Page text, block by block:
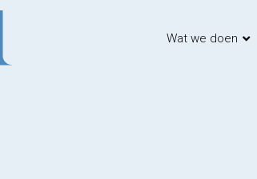
Wat we doen